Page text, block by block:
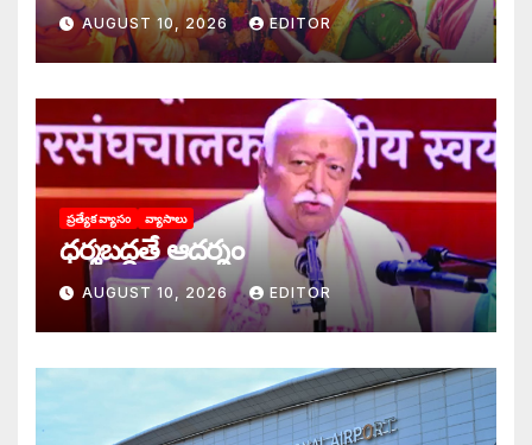
AUGUST 10, 2026 EDITOR
ప్రత్యేక వ్యాసం వ్యాసాలు
ధర్మబద్ధతే ఆదర్శం
AUGUST 10, 2026 EDITOR